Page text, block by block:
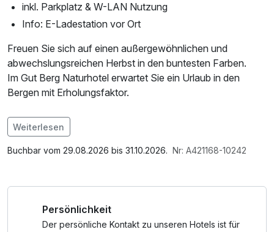
inkl. Parkplatz & W-LAN Nutzung
Info: E-Ladestation vor Ort
Freuen Sie sich auf einen außergewöhnlichen und
abwechslungsreichen Herbst in den buntesten Farben.
Im Gut Berg Naturhotel erwartet Sie ein Urlaub in den
Bergen mit Erholungsfaktor.
Im Angebot enthalten
1 x Welcome Drink, Saunabenutzung, Saunatuch,
Internetnutzung, kostenfreie Nutzung öffentl. Nahverkehr,
Badetasche mit Bademantel und -tücher
Weiterlesen
Buchbar vom 29.08.2026 bis 31.10.2026. Nr: A421168-10242
Persönlichkeit
Der persönliche Kontakt zu unseren Hotels ist für